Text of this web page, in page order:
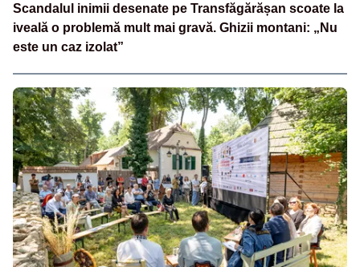
Scandalul inimii desenate pe Transfăgărășan scoate la
iveală o problemă mult mai gravă. Ghizii montani: „Nu
este un caz izolat”